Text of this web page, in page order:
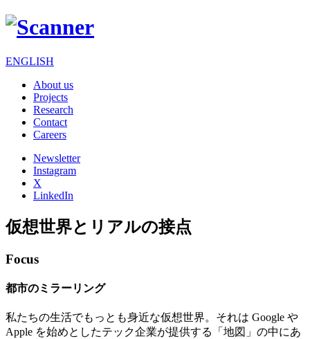
ENGLISH
About us
Projects
Research
Contact
Careers
Newsletter
Instagram
X
LinkedIn
仮想世界とリアルの接点
Focus
都市のミラーリング
私たちの生活でもっとも身近な仮想世界。それは Google や
Apple を始めとしたテック企業が提供する「地図」の中にあ